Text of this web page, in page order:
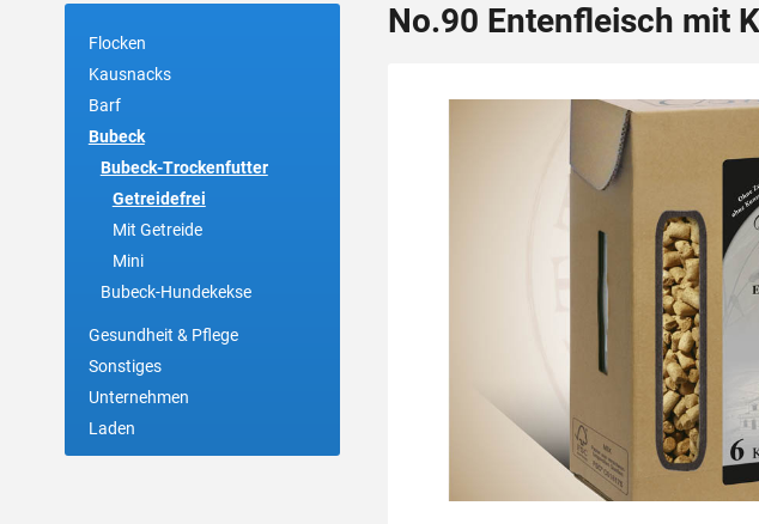
Flocken
Kausnacks
Barf
Bubeck
Bubeck-Trockenfutter
Getreidefrei
Mit Getreide
Mini
Bubeck-Hundekekse
Gesundheit & Pflege
Sonstiges
Unternehmen
Laden
No.90 Entenfleisch mit